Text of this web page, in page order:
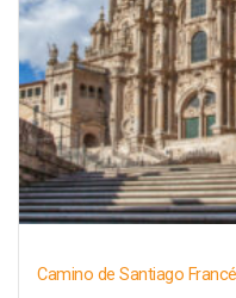
Camino de Santiago